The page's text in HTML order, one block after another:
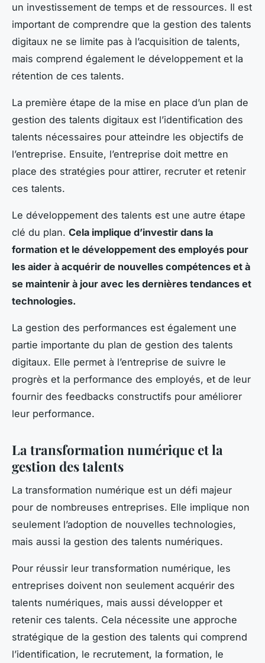
un investissement de temps et de ressources. Il est
important de comprendre que la gestion des talents
digitaux ne se limite pas à l’acquisition de talents,
mais comprend également le développement et la
rétention de ces talents.
La première étape de la mise en place d’un plan de
gestion des talents digitaux est l’identification des
talents nécessaires pour atteindre les objectifs de
l’entreprise. Ensuite, l’entreprise doit mettre en
place des stratégies pour attirer, recruter et retenir
ces talents.
Le développement des talents est une autre étape
clé du plan. Cela implique d’investir dans la
formation et le développement des employés pour
les aider à acquérir de nouvelles compétences et à
se maintenir à jour avec les dernières tendances et
technologies.
La gestion des performances est également une
partie importante du plan de gestion des talents
digitaux. Elle permet à l’entreprise de suivre le
progrès et la performance des employés, et de leur
fournir des feedbacks constructifs pour améliorer
leur performance.
La transformation numérique et la
gestion des talents
La transformation numérique est un défi majeur
pour de nombreuses entreprises. Elle implique non
seulement l’adoption de nouvelles technologies,
mais aussi la gestion des talents numériques.
Pour réussir leur transformation numérique, les
entreprises doivent non seulement acquérir des
talents numériques, mais aussi développer et
retenir ces talents. Cela nécessite une approche
stratégique de la gestion des talents qui comprend
l’identification, le recrutement, la formation, le